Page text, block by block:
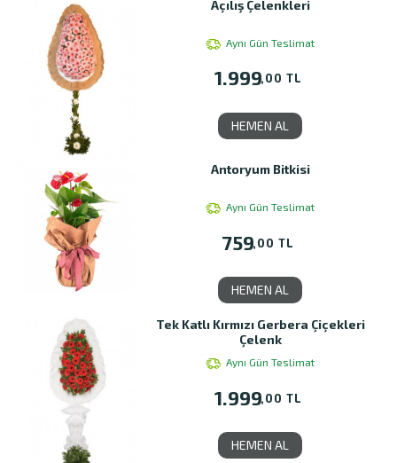
Açılış Çelenkleri
Aynı Gün Teslimat
1.999,00 TL
HEMEN AL
Antoryum Bitkisi
Aynı Gün Teslimat
759,00 TL
HEMEN AL
Tek Katlı Kırmızı Gerbera Çiçekleri
Çelenk
Aynı Gün Teslimat
1.999,00 TL
HEMEN AL